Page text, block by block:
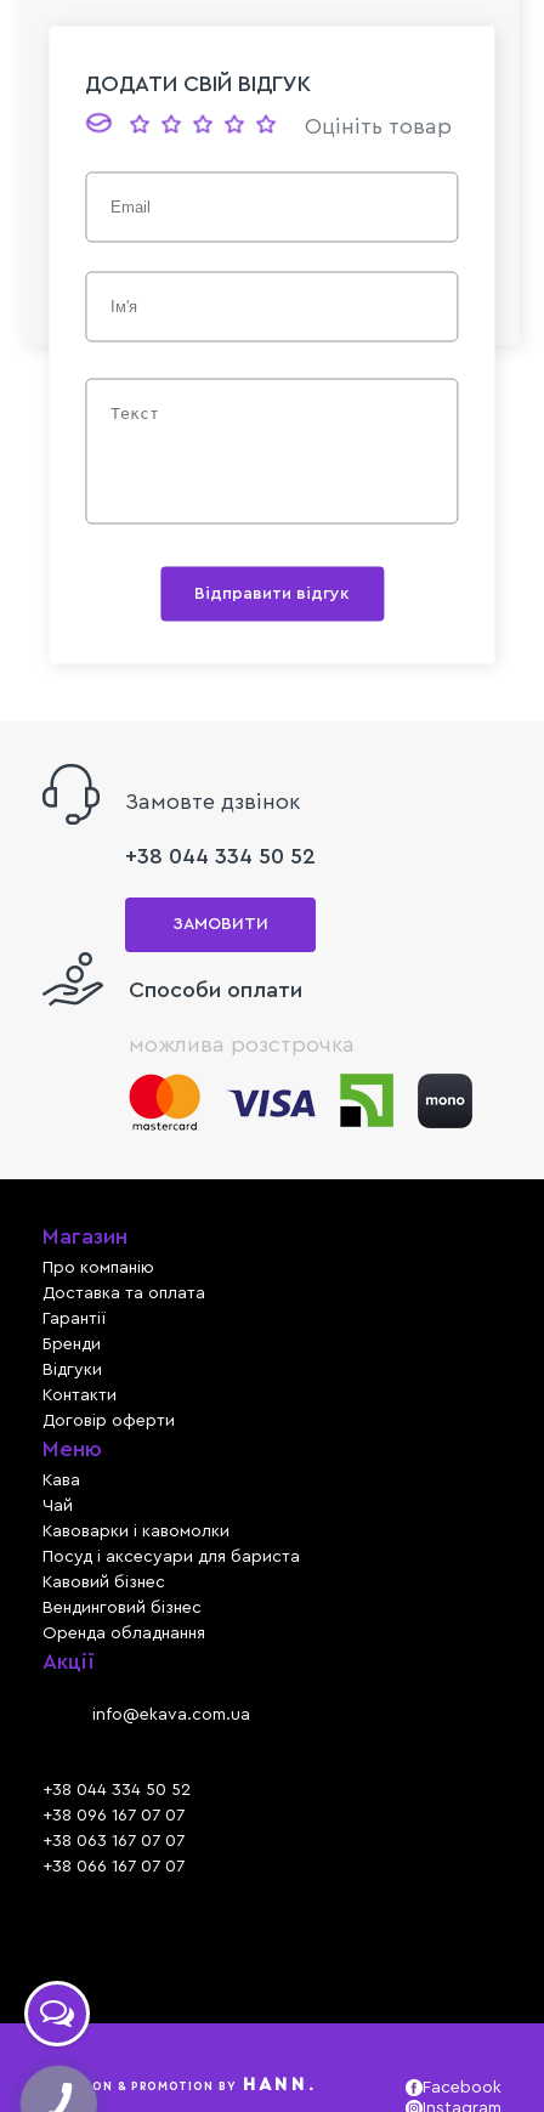
ДОДАТИ СВІЙ ВІДГУК
Оцініть товар
Відправити відгук
Замовте дзвінок
+38 044 334 50 52
ЗАМОВИТИ
Способи оплати
можлива розстрочка
Магазин
Про компанію
Доставка та оплата
Гарантії
Бренди
Відгуки
Контакти
Договір оферти
Меню
Кава
Чай
Кавоварки і кавомолки
Посуд і аксесуари для бариста
Кавовий бізнес
Вендинговий бізнес
Оренда обладнання
Акції
info@ekava.com.ua
+38 044 334 50 52
+38 096 167 07 07
+38 063 167 07 07
+38 066 167 07 07
CREATION & PROMOTION BY HANN.
Facebook
Instagram